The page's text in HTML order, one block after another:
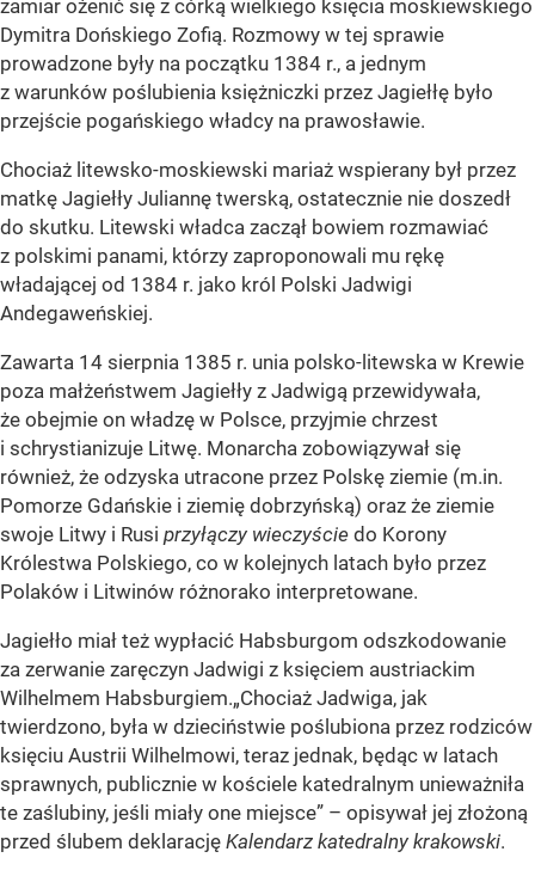
zamiar ożenić się z córką wielkiego księcia moskiewskiego
Dymitra Dońskiego Zofią. Rozmowy w tej sprawie
prowadzone były na początku 1384 r., a jednym
z warunków poślubienia księżniczki przez Jagiełłę było
przejście pogańskiego władcy na prawosławie.
Chociaż litewsko-moskiewski mariaż wspierany był przez
matkę Jagiełły Juliannę twerską, ostatecznie nie doszedł
do skutku. Litewski władca zaczął bowiem rozmawiać
z polskimi panami, którzy zaproponowali mu rękę
władającej od 1384 r. jako król Polski Jadwigi
Andegaweńskiej.
Zawarta 14 sierpnia 1385 r. unia polsko-litewska w Krewie
poza małżeństwem Jagiełły z Jadwigą przewidywała,
że obejmie on władzę w Polsce, przyjmie chrzest
i schrystianizuje Litwę. Monarcha zobowiązywał się
również, że odzyska utracone przez Polskę ziemie (m.in.
Pomorze Gdańskie i ziemię dobrzyńską) oraz że ziemie
swoje Litwy i Rusi przyłączy wieczyście do Korony
Królestwa Polskiego, co w kolejnych latach było przez
Polaków i Litwinów różnorako interpretowane.
Jagiełło miał też wypłacić Habsburgom odszkodowanie
za zerwanie zaręczyn Jadwigi z księciem austriackim
Wilhelmem Habsburgiem.„Chociaż Jadwiga, jak
twierdzono, była w dzieciństwie poślubiona przez rodziców
księciu Austrii Wilhelmowi, teraz jednak, będąc w latach
sprawnych, publicznie w kościele katedralnym unieważniła
te zaślubiny, jeśli miały one miejsce” – opisywał jej złożoną
przed ślubem deklarację Kalendarz katedralny krakowski.